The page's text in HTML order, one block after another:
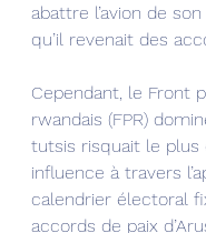
abattre l’avion de
qu’il revenait des
Cependant, le Front
rwandais (FPR)
tutsis risquait le plus
influence à travers
calendrier électoral
accords de paix